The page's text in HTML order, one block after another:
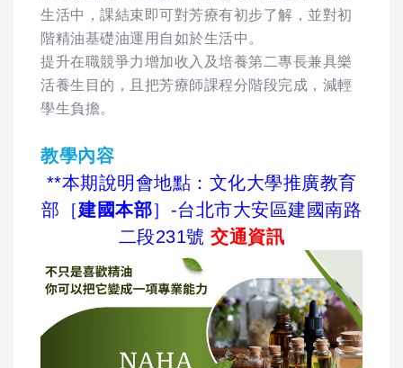
生活中，課結束即可對芳療有初步了解，並對初
階精油基礎油運用自如於生活中。
提升在職競爭力增加收入及培養第二專長兼具樂
活養生目的，且把芳療師課程分階段完成，減輕
學生負擔。
教學內容
**本期說明會地點：文化大學推廣教育
部［建國本部］-台北市大安區建國南路
二段231號交通資訊